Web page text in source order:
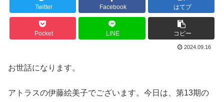
Twitter Facebook はてブ
Pocket LINE コピー
2024.09.16
お世話になります。
アトラスの伊藤絵美子でございます。今日は、第13期の